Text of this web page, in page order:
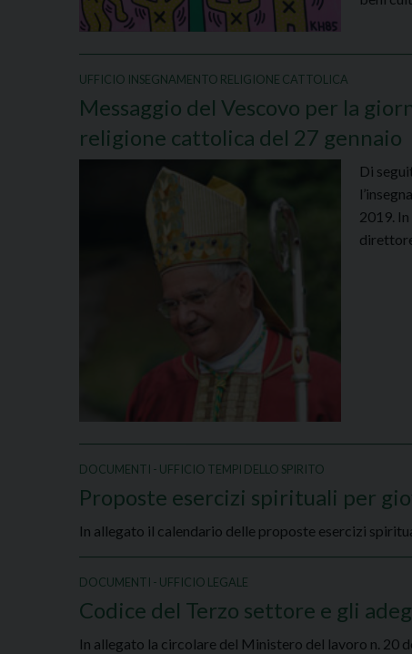
UFFICIO INSEGNAMENTO RELIGIONE CATTOLICA
Messaggio del Vescovo per la
religione cattolica del 27 gennaio
Di
2019.
DOCUMENTI - UFFICIO TEMPI DELLO SPIRITO
Proposte esercizi spirituali per
In allegato il calendario delle proposte esercizi
DOCUMENTI - UFFICIO LEGALE
Codice del Terzo settore e gli
In allegato la circolare del Ministero del lavoro n. 20